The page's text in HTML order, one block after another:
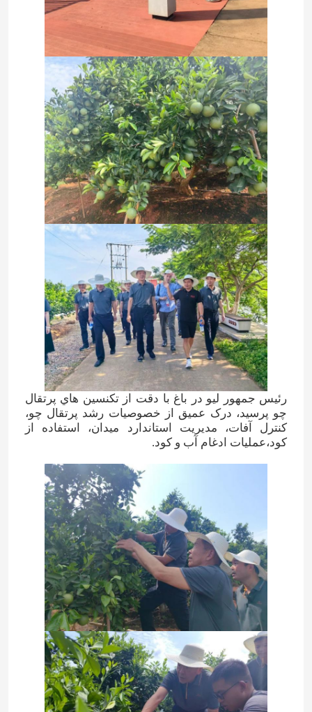
صفحه اصلی
محصولات
فیلم های
درباره ما
کنترل کیفیت
با ما تماس بگیرید
موارد
اوره
رئيس جمهور ليو در باغ با دقت از تکنسین هاي پرتقال
چو پرسيد، درک عميق از خصوصيات رشد پرتقال چو،
کنترل آفات، مديريت استاندارد ميدان، استفاده از
کود،عملیات ادغام آب و کود.